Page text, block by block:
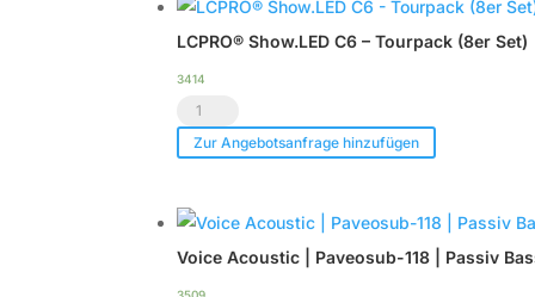
6DA
|
DSP
Endstufe
|
TOP
LCPRO® Show.LED C6 – Tourpack (8er Set)
3414
LCPRO®
Show.LED
Tourpack
(8er
Zur Angebotsanfrage hinzufügen
Voice Acoustic | Paveosub-118 | Passiv